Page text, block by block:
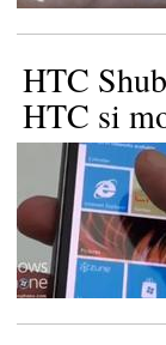
HTC
HTC si